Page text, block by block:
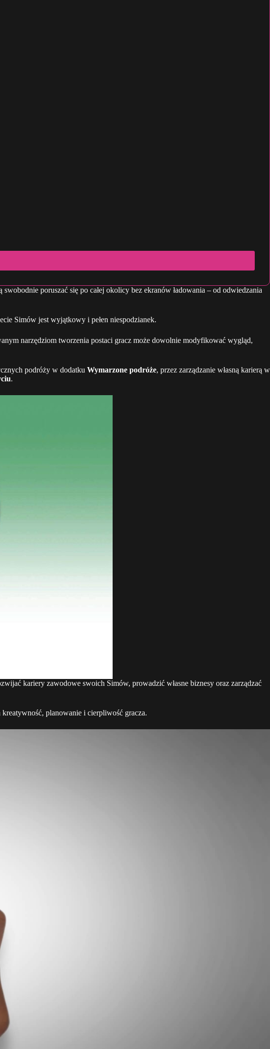
poruszać się po całej okolicy bez ekranów ładowania – od odwiedzania
Simów jest wyjątkowy i pełen niespodzianek.
narzędziom tworzenia postaci gracz może dowolnie modyfikować wygląd,
podróży w dodatku Wymarzone podróże, przez zarządzanie własną karierą w
.
kariery zawodowe swoich Simów, prowadzić własne biznesy oraz zarządzać
planowanie i cierpliwość gracza.